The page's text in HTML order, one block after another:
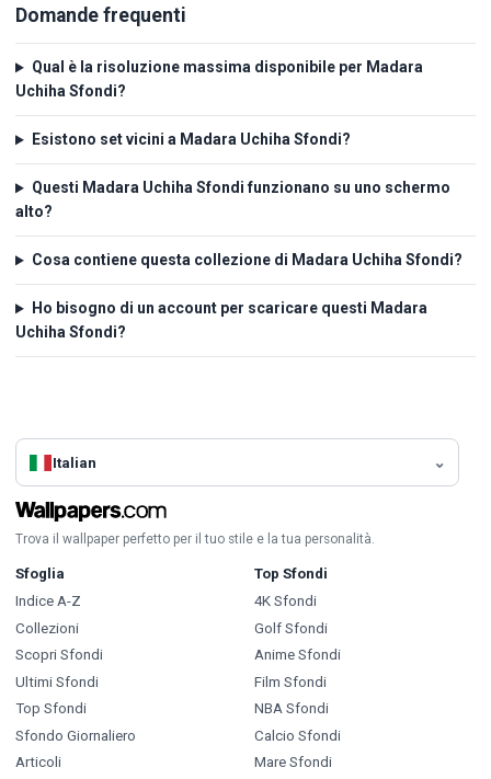
Domande frequenti
Qual è la risoluzione massima disponibile per Madara
Uchiha Sfondi?
Esistono set vicini a Madara Uchiha Sfondi?
Questi Madara Uchiha Sfondi funzionano su uno schermo
alto?
Cosa contiene questa collezione di Madara Uchiha Sfondi?
Ho bisogno di un account per scaricare questi Madara
Uchiha Sfondi?
Italian
Trova il wallpaper perfetto per il tuo stile e la tua personalità.
Sfoglia
Indice A-Z
Collezioni
Scopri Sfondi
Ultimi Sfondi
Top Sfondi
Sfondo Giornaliero
Articoli
Top Sfondi
4K Sfondi
Golf Sfondi
Anime Sfondi
Film Sfondi
NBA Sfondi
Calcio Sfondi
Mare Sfondi